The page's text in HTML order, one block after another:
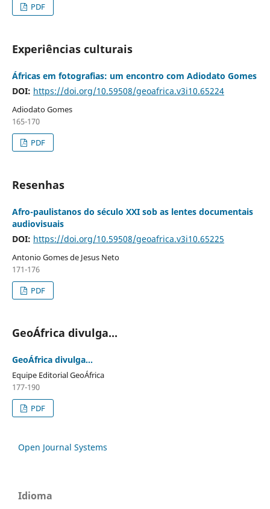
PDF
Experiências culturais
Áfricas em fotografias: um encontro com Adiodato Gomes
DOI: https://doi.org/10.59508/geoafrica.v3i10.65224
Adiodato Gomes
165-170
PDF
Resenhas
Afro-paulistanos do século XXI sob as lentes documentais
audiovisuais
DOI: https://doi.org/10.59508/geoafrica.v3i10.65225
Antonio Gomes de Jesus Neto
171-176
PDF
GeoÁfrica divulga...
GeoÁfrica divulga...
Equipe Editorial GeoÁfrica
177-190
PDF
Open Journal Systems
Idioma